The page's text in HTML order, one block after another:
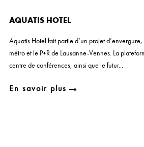
AQUATIS HOTEL
Aquatis Hotel fait partie d’un projet
métro et le P+R de Lausanne-Vennes. La
centre de conférences, ainsi que le futur...
En savoir plus